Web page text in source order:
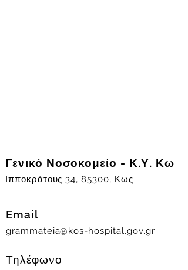
Γενικό Νοσοκομείο - Κ.Υ. Κω
Ιπποκράτους 34, 85300, Κως
Email
grammateia@kos-hospital.gov.gr
Τηλέφωνο